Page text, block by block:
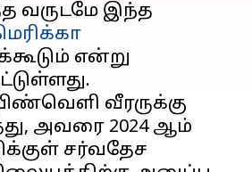
வருடமே இந்த
என்று
வீரருக்கு
அவரை 2024 ஆம்
சர்வதேச